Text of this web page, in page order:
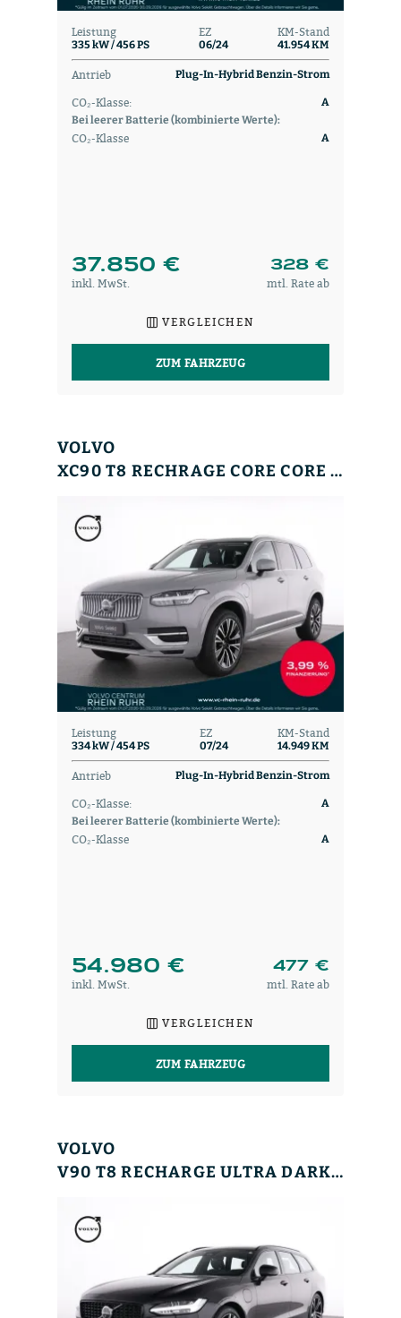
Leistung
335 kW / 456 PS
EZ
06/24
KM-Stand
41.954 KM
Antrieb Plug-In-Hybrid Benzin-Strom
CO₂-Klasse:
A
Bei leerer Batterie (kombinierte Werte):
CO₂-Klasse A
37.850 € 328 €
inkl. MwSt. mtl. Rate ab
VERGLEICHEN
ZUM FAHRZEUG
VOLVO
XC90 T8 RECHRAGE CORE CORE AHK+LM20+WINTERPAK+NAVI
Leistung
334 kW / 454 PS
EZ
07/24
KM-Stand
14.949 KM
Antrieb Plug-In-Hybrid Benzin-Strom
CO₂-Klasse:
A
Bei leerer Batterie (kombinierte Werte):
CO₂-Klasse A
54.980 € 477 €
inkl. MwSt. mtl. Rate ab
VERGLEICHEN
ZUM FAHRZEUG
VOLVO
V90 T8 RECHARGE ULTRA DARK+PANO+NAPPA+LUFT+360°